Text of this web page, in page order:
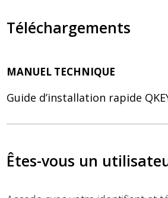
Téléchargements
MANUEL TECHNIQUE
Guide d’installation rapide
Êtes-vous un